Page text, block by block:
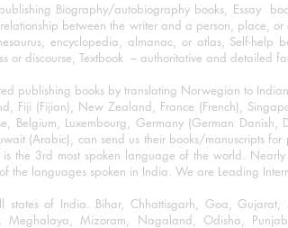
Biography/autobiography books, Essay
between the writer and a person, place,
encyclopedia, almanac, or atlas, Self-
or discourse, Textbook – authoritative and detailed
publishing books by translating Norwegian to
Fiji (Fijian), New Zealand, France (French),
Belgium, Luxembourg, Germany (German
(Arabic), can send us their books/manuscripts
the 3rd most spoken language of the world.
the languages spoken in India. We are Leading
of India. Bihar, Chhattisgarh, Goa,
Meghalaya, Mizoram, Nagaland, Odisha,